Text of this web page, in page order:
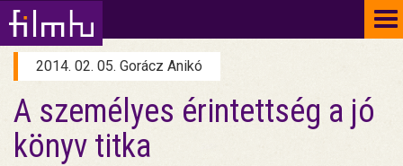
2014. 02. 05. Gorácz Anikó
A személyes érintettség a jó
könyv titka